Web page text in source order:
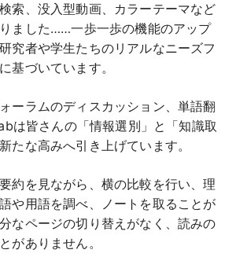
索、没入型動画、カラーテーマなど
ました……一歩一歩の機能のアップ
究者や学生たちのリアルなニーズフ
基づいています。
ーラムのディスカッション、単語翻
は皆さんの「情報選別」と「知識取
たな高みへ引き上げています。
約を見ながら、横の比較を行い、理
や用語を調べ、ノートを取ることが
なページの切り替えがなく、読みの
がありません。